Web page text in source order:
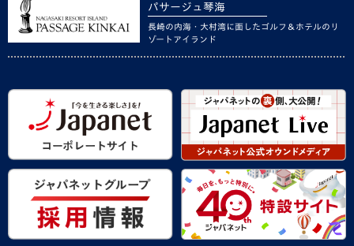
パサージュ琴海
長崎の内海・大村湾に面したゴルフ＆ホテルのリ
ゾートアイランド